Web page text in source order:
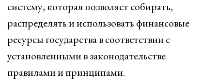
систему, которая позволяет собирать,
распределять и использовать финансовые
ресурсы государства в соответствии с
установленными в законодательстве
правилами и принципами.